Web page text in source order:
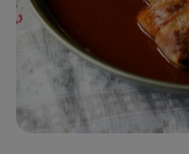
Obst & Gemüse
Bäckerei
Kühltheke
Speisekammer